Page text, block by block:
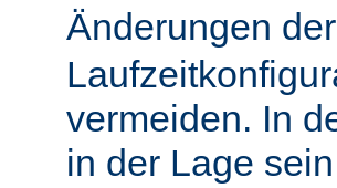
Änderungen der
vermeiden. In
in der Lage